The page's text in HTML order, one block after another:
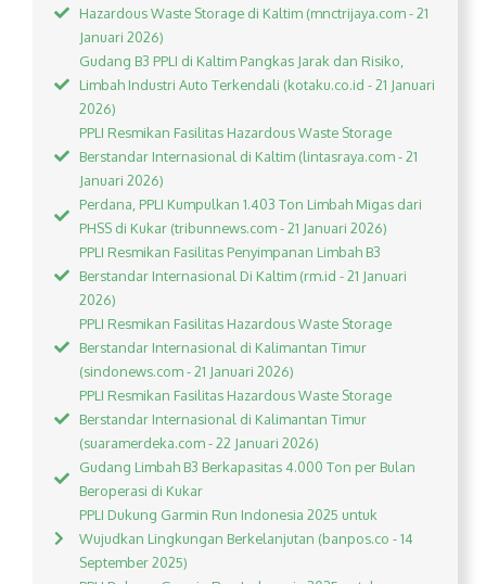
Hazardous Waste Storage di Kaltim (mnctrijaya.com - 21
Januari 2026)
Gudang B3 PPLI di Kaltim Pangkas Jarak dan Risiko,
Limbah Industri Auto Terkendali (kotaku.co.id - 21 Januari
2026)
PPLI Resmikan Fasilitas Hazardous Waste Storage
Berstandar Internasional di Kaltim (lintasraya.com - 21
Januari 2026)
Perdana, PPLI Kumpulkan 1.403 Ton Limbah Migas dari
PHSS di Kukar (tribunnews.com - 21 Januari 2026)
PPLI Resmikan Fasilitas Penyimpanan Limbah B3
Berstandar Internasional Di Kaltim (rm.id - 21 Januari
2026)
PPLI Resmikan Fasilitas Hazardous Waste Storage
Berstandar Internasional di Kalimantan Timur
(sindonews.com - 21 Januari 2026)
PPLI Resmikan Fasilitas Hazardous Waste Storage
Berstandar Internasional di Kalimantan Timur
(suaramerdeka.com - 22 Januari 2026)
Gudang Limbah B3 Berkapasitas 4.000 Ton per Bulan
Beroperasi di Kukar
PPLI Dukung Garmin Run Indonesia 2025 untuk
Wujudkan Lingkungan Berkelanjutan (banpos.co - 14
September 2025)